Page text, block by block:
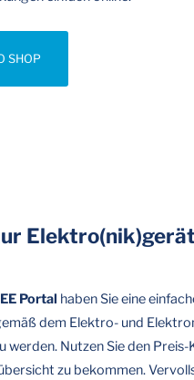
SHOP
Portal haben Sie eine
dem Elektro- und
werden. Nutzen Sie den Preis-
zu bekommen.